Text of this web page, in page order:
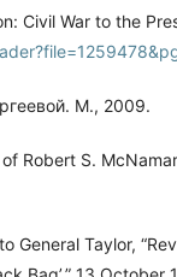
Civil War to the
М., 2009.
Robert S.
General Taylor,